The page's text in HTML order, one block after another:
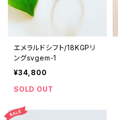
エメラルドシフト/18KGPリ
ングsvgem-1
¥34,800
SOLD OUT